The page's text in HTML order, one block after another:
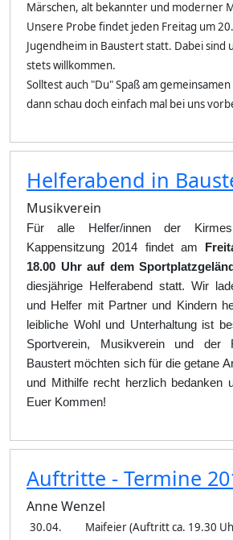
Märschen, alt bekannter und moderner
Unsere Probe findet jeden Freitag um
Jugendheim in Baustert statt. Dabei sind
stets willkommen.
Solltest auch "Du" Spaß am
dann schau doch einfach mal bei uns
Helferabend in
Musikverein
Für alle Helfer/innen der
Kappensitzung 2014 findet am
18.00 Uhr auf dem
diesjährige Helferabend statt. Wir
und Helfer mit Partner und Kindern
leibliche Wohl und Unterhaltung ist
Sportverein, Musikverein und der
Baustert möchten sich für die getane
und Mithilfe recht herzlich bedanken
Euer Kommen!
Auftritte - Termine
Anne Wenzel
30.04.
Maifeier (Auftritt ca. 19.30